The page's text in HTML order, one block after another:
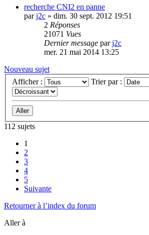
recherche CNI2 en panne
parj2c » dim. 30 sept. 2012 19:51
2 Réponses
21071 Vues
Dernier message parj2c
mer. 21 mai 2014 13:25
Nouveau sujet
Afficher :
Trier par :
112 sujets
1
2
3
4
5
Suivante
Retourner à l’index du forum
Aller à